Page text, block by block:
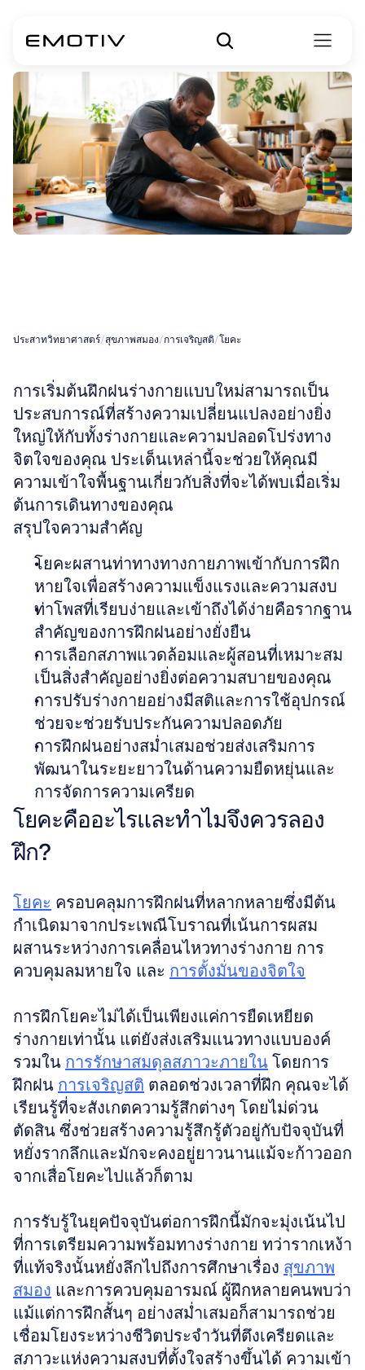
ประสาทวิทยาศาสตร์/สุขภาพสมอง/การเจริญสติ/โยคะ
การเริ่มต้นฝึกฝนร่างกายแบบใหม่สามารถเป็น
ประสบการณ์ที่สร้างความเปลี่ยนแปลงอย่างยิ่ง
ใหญ่ให้กับทั้งร่างกายและความปลอดโปร่งทาง
จิตใจของคุณ ประเด็นเหล่านี้จะช่วยให้คุณมี
ความเข้าใจพื้นฐานเกี่ยวกับสิ่งที่จะได้พบเมื่อเริ่ม
ต้นการเดินทางของคุณ
สรุปใจความสำคัญ
โยคะผสานท่าทางทางกายภาพเข้ากับการฝึก
หายใจเพื่อสร้างความแข็งแรงและความสงบ
ท่าโพสที่เรียบง่ายและเข้าถึงได้ง่ายคือรากฐาน
สำคัญของการฝึกฝนอย่างยั่งยืน
การเลือกสภาพแวดล้อมและผู้สอนที่เหมาะสม
เป็นสิ่งสำคัญอย่างยิ่งต่อความสบายของคุณ
การปรับร่างกายอย่างมีสติและการใช้อุปกรณ์
ช่วยจะช่วยรับประกันความปลอดภัย
การฝึกฝนอย่างสม่ำเสมอช่วยส่งเสริมการ
พัฒนาในระยะยาวในด้านความยืดหยุ่นและ
การจัดการความเครียด
โยคะคืออะไรและทำไมจึงควรลอง
ฝึก?
โยคะ ครอบคลุมการฝึกฝนที่หลากหลายซึ่งมีต้น
กำเนิดมาจากประเพณีโบราณที่เน้นการผสม
ผสานระหว่างการเคลื่อนไหวทางร่างกาย การ
ควบคุมลมหายใจ และ การตั้งมั่นของจิตใจ
การฝึกโยคะไม่ได้เป็นเพียงแค่การยืดเหยียด
ร่างกายเท่านั้น แต่ยังส่งเสริมแนวทางแบบองค์
รวมใน การรักษาสมดุลสภาวะภายใน โดยการ
ฝึกฝน การเจริญสติ ตลอดช่วงเวลาที่ฝึก คุณจะได้
เรียนรู้ที่จะสังเกตความรู้สึกต่างๆ โดยไม่ด่วน
ตัดสิน ซึ่งช่วยสร้างความรู้สึกรู้ตัวอยู่กับปัจจุบันที่
หยั่งรากลึกและมักจะคงอยู่ยาวนานแม้จะก้าวออก
จากเสื่อโยคะไปแล้วก็ตาม
การรับรู้ในยุคปัจจุบันต่อการฝึกนี้มักจะมุ่งเน้นไป
ที่การเตรียมความพร้อมทางร่างกาย ทว่ารากเหง้า
ที่แท้จริงนั้นหยั่งลึกไปถึงการศึกษาเรื่อง สุขภาพ
สมอง และการควบคุมอารมณ์ ผู้ฝึกหลายคนพบว่า
แม้แต่การฝึกสั้นๆ อย่างสม่ำเสมอก็สามารถช่วย
เชื่อมโยงระหว่างชีวิตประจำวันที่ตึงเครียดและ
สภาวะแห่งความสงบที่ตั้งใจสร้างขึ้นได้ ความเข้า